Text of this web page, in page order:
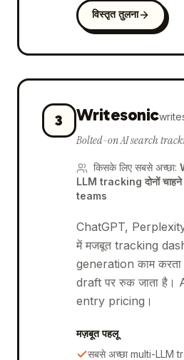
विस्तृत तुलना
3 Writesonic
Bolted-on AI search
किसके लिए सबसे अच्छा:
LLM tracking दोनों
teams
ChatGPT,
में मजबूत tracking
generation काम
draft पर रुक जाता है।
entry pricing।
मज़बूत पहलू
सबसे अच्छा multi-LLM